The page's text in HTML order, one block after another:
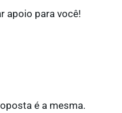
apoio para você!
é a mesma.